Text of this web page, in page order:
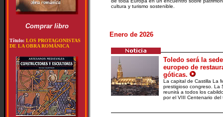
Comprar libro
Título: LOS PROTAGONISTAS
DE LA OBRA ROMÁNICA
cultura y turismo sostenible.
Enero de 2026
Toledo será la
europeo de
góticas.
La capital de Castilla La
prestigioso congreso. La
reunirá a todos los
por el VIII Centenario del